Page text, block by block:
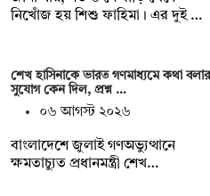
নিখোঁজ হয় শিশু ফাহিমা। এর দুই …
শেখ হাসিনাকে ভারত গণমাধ্যমে কথা বলার
সুযোগ কেন দিল, প্রশ্ন …
০৬ আগস্ট ২০২৬
বাংলাদেশে জুলাই গণঅভ্যুত্থানে
ক্ষমতাচ্যুত প্রধানমন্ত্রী শেখ…